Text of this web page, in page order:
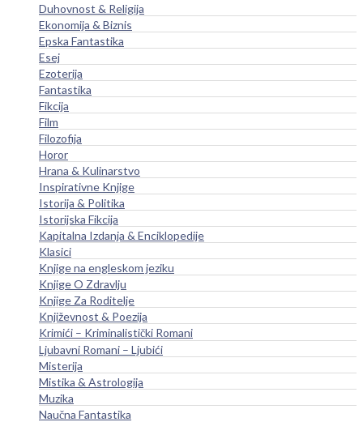
Duhovnost & Religija
Ekonomija & Biznis
Epska Fantastika
Esej
Ezoterija
Fantastika
Fikcija
Film
Filozofija
Horor
Hrana & Kulinarstvo
Inspirativne Knjige
Istorija & Politika
Istorijska Fikcija
Kapitalna Izdanja & Enciklopedije
Klasici
Knjige na engleskom jeziku
Knjige O Zdravlju
Knjige Za Roditelje
Književnost & Poezija
Krimići – Kriminalistički Romani
Ljubavni Romani – Ljubići
Misterija
Mistika & Astrologija
Muzika
Naučna Fantastika